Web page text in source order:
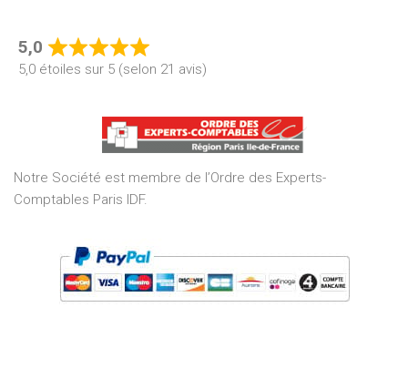
5,0
Rated
5,0
of
5
5,0 étoiles sur 5 (selon 21 avis)
Notre Société est membre de l’Ordre des Experts-
Comptables Paris IDF.